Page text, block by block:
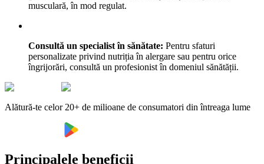
musculară, în mod regulat.
Consultă un specialist în sănătate: Pentru sfaturi
personalizate privind nutriția în alergare sau pentru orice
îngrijorări, consultă un profesionist în domeniul sănătății.
Alătură-te celor 20+ de milioane de consumatori din întreaga lume
Principalele beneficii